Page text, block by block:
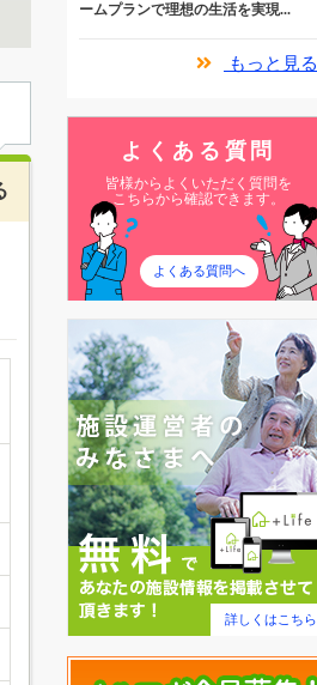
ームプランで理想の生活を実現...
もっと見る
よくある質問
皆様からよくいただく質問を
こちらから確認できます。
よくある質問へ
詳しくはこちら